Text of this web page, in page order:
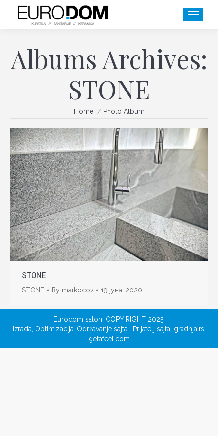
Albums Archives:
STONE
You are here:
Home Photo Album
STONE
STONE By markocov 19 јуна, 2020
Eurodom saloni COPY RIGHT 2025.
Izrada Optimizacija Održavanje sajta | Prijatelj sajta: gradnja.rs
getafeel.com